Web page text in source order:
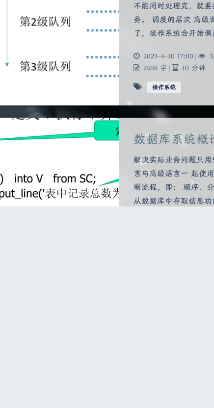
不能同时处理完，就
务。 调度的层次 高级
了，操作系统会开始
2023-6-10 17:00 |
2506 字 | 10 分钟
操作系统
数据库系统概
解决实际业务问题只用
言与高级语言一 起使
制流程，即： 顺序、
从数据库中存取信息